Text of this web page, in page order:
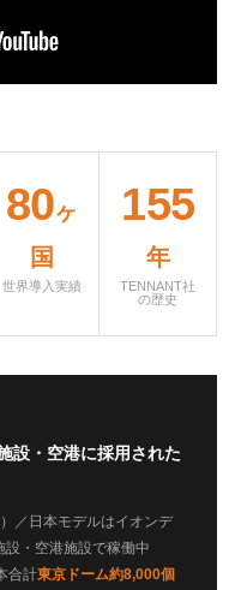
80ヶ
国
世界導入実績
155
年
TENNANT社
の歴史
設・空港に採用された
／日本モデルはイオンデ
設・空港施設で稼働中
合計東京ドーム約8,000個